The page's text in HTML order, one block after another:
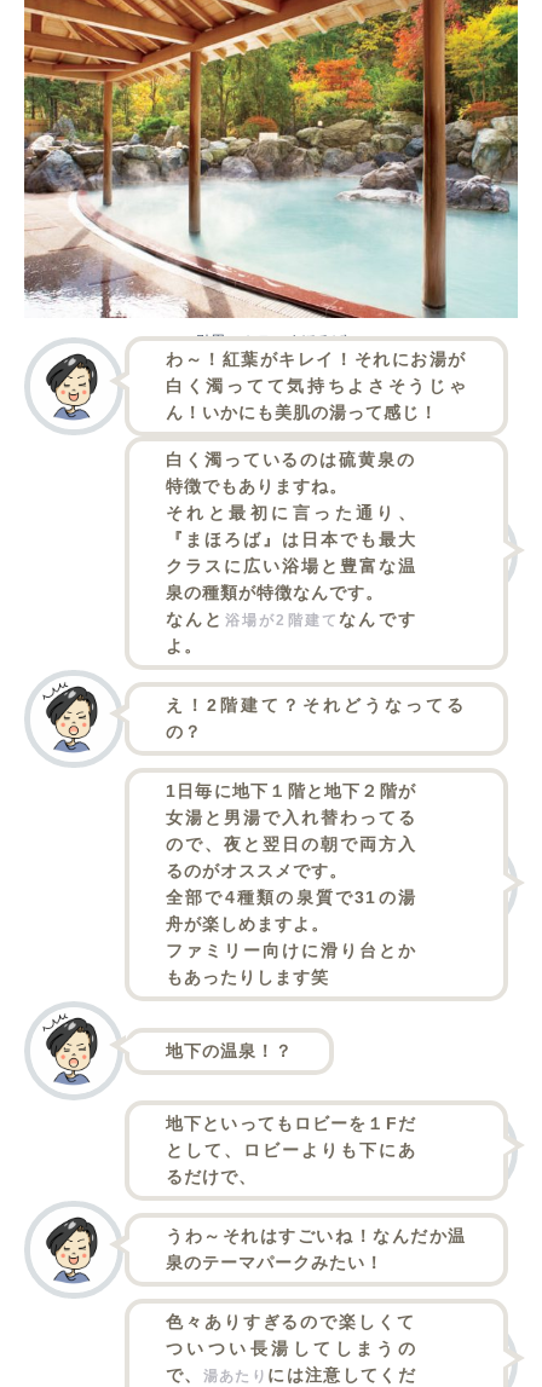
引用：ホテルまほろば
わ～！紅葉がキレイ！それにお湯が
白く濁ってて気持ちよさそうじゃ
ん！いかにも美肌の湯って感じ！
白く濁っているのは硫黄泉の
特徴でもありますね。
それと最初に言った通り、
『まほろば』は日本でも最大
クラスに広い浴場と豊富な温
泉の種類が特徴なんです。
なんと 浴場が2階建て なんです
よ。
え！2階建て？それどうなってる
の？
1日毎に地下１階と地下２階が
女湯と男湯で入れ替わってる
ので、夜と翌日の朝で両方入
るのがオススメです。
全部で4種類の泉質で31の湯
舟が楽しめますよ。
ファミリー向けに滑り台とか
もあったりします笑
地下の温泉！？
地下といってもロビーを１Fだ
として、ロビーよりも下にあ
るだけで、
うわ～それはすごいね！なんだか温
泉のテーマパークみたい！
色々ありすぎるので楽しくて
ついつい長湯してしまうの
で、 湯あたり には注意してくだ